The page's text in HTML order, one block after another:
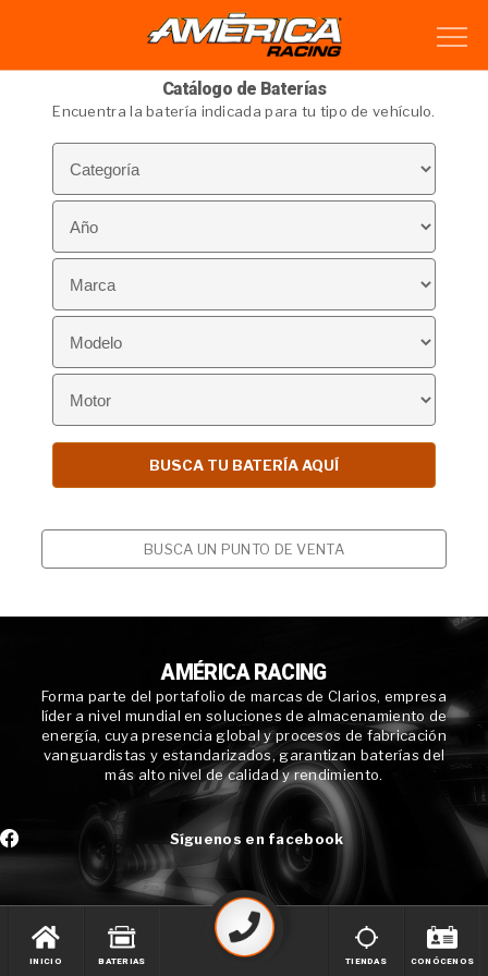
Catálogo de Baterías
Encuentra la batería indicada para tu tipo de vehículo.
BUSCA UN PUNTO DE VENTA
AMÉRICA RACING
Forma parte del portafolio de marcas de Clarios, empresa
líder a nivel mundial en soluciones de almacenamiento de
energía, cuya presencia global y procesos de fabricación
vanguardistas y estandarizados, garantizan baterías del
más alto nivel de calidad y rendimiento.
Síguenos en facebook
INICIO BATERIAS TIENDAS CONÓCENOS